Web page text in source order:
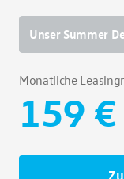
Unser Summer
Monatliche
159 €